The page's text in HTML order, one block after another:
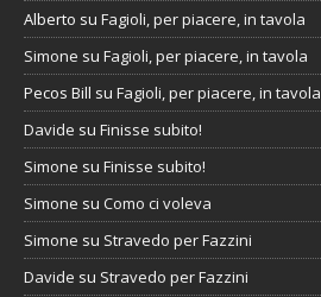
Alberto su Fagioli, per piacere, in tavola
Simone su Fagioli, per piacere, in tavola
Pecos Bill su Fagioli, per piacere, in tavola
Davide su Finisse subito!
Simone su Finisse subito!
Simone su Como ci voleva
Simone su Stravedo per Fazzini
Davide su Stravedo per Fazzini